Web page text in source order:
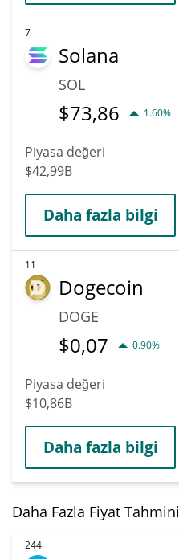
7
Solana
SOL
$73,86 1.60%
Piyasa değeri
$42,99B
Daha fazla bilgi
11
Dogecoin
DOGE
$0,07 0.90%
Piyasa değeri
$10,86B
Daha fazla bilgi
Daha Fazla Fiyat Tahmini
244